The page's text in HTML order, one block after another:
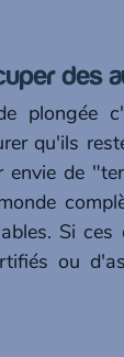
des
plongée
qu'ils
envie de
Si
ou